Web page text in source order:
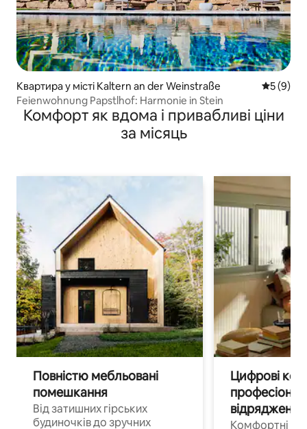
Квартира у місті Kaltern an der Weinstraße Середня
5 (9)
Feienwohnung Papstlhof: Harmonie in Stein
Комфорт як вдома і привабливі ціни
за місяць
Повністю мебльовані
помешкання
Від затишних гірських
будиночків до зручних
Цифрові
Комфортні